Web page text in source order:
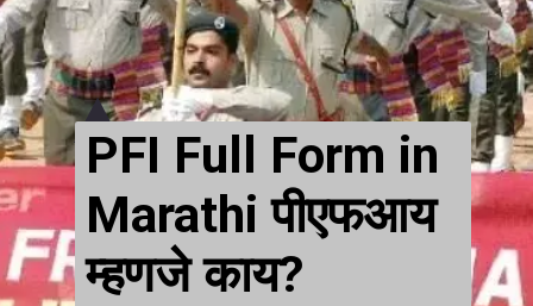
PFI Full Form in
Marathi पीएफआय
म्हणजे काय?